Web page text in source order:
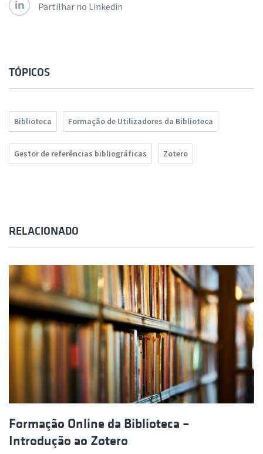
Partilhar no Linkedin
TÓPICOS
Biblioteca Formação de Utilizadores da Biblioteca
Gestor de referências bibliográficas Zotero
RELACIONADO
Formação Online da Biblioteca –
Introdução ao Zotero